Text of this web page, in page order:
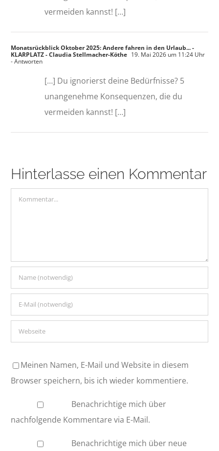
vermeiden kannst! […]
Monatsrückblick Oktober 2025: Andere fahren in den Urlaub... -
KLARPLATZ - Claudia Stellmacher-Köthe 19. Mai 2026 um 11:24 Uhr
- Antworten
[…] Du ignorierst deine Bedürfnisse? 5
unangenehme Konsequenzen, die du
vermeiden kannst! […]
Hinterlasse einen Kommentar
Kommentar
Meinen Namen, E-Mail und Website in diesem
Browser speichern, bis ich wieder kommentiere.
Benachrichtige mich über
nachfolgende Kommentare via E-Mail.
Benachrichtige mich über neue